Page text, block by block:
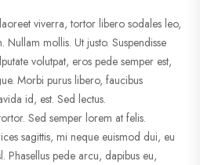
viverra, tortor libero sodales leo,
mollis. Ut justo. Suspendisse
volutpat, eros pede semper est,
Morbi purus libero, faucibus
id, est. Sed lectus.
Sed semper lorem at felis.
sagittis, mi neque euismod dui, eu
Phasellus pede arcu, dapibus eu,